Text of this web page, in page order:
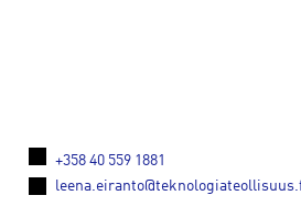
+358 40 559 1881